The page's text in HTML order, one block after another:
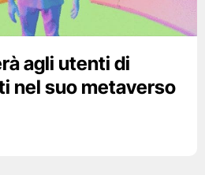
agli utenti di
nel suo metaverso